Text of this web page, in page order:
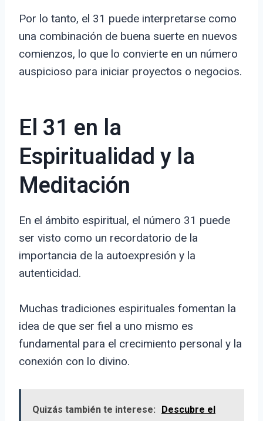
Por lo tanto, el 31 puede interpretarse como
una combinación de buena suerte en nuevos
comienzos, lo que lo convierte en un número
auspicioso para iniciar proyectos o negocios.
El 31 en la
Espiritualidad y la
Meditación
En el ámbito espiritual, el número 31 puede
ser visto como un recordatorio de la
importancia de la autoexpresión y la
autenticidad.
Muchas tradiciones espirituales fomentan la
idea de que ser fiel a uno mismo es
fundamental para el crecimiento personal y la
conexión con lo divino.
Quizás también te interese:
Descubre el